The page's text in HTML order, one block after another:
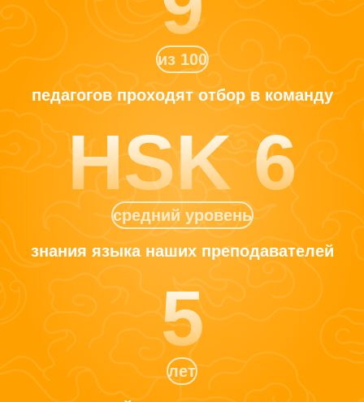
из 100
педагогов проходятотбор в команду
HSK 6
средний уровень
знания языка наших преподавателей
5
лет